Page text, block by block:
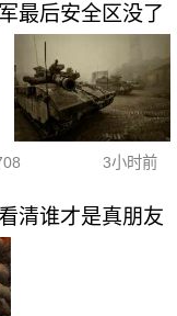
最后安全区没了
3小时前
清谁才是真朋友